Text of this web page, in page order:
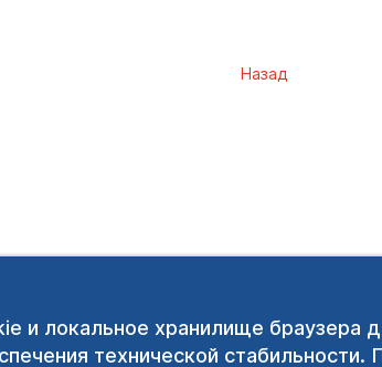
и локальное хранилище браузера
технической
Назад